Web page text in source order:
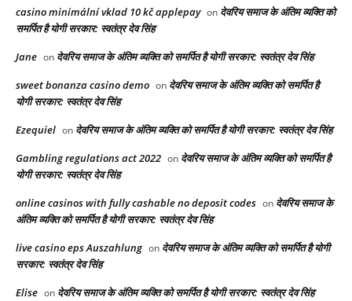
casino minimální vklad 10 kč applepay on देवरिय समाज के अंतिम व्यक्ति को
समर्पित है योगी सरकार: स्वतंत्र देव सिंह
Jane on देवरिय समाज के अंतिम व्यक्ति को समर्पित है योगी सरकार: स्वतंत्र देव सिंह
sweet bonanza casino demo on देवरिय समाज के अंतिम व्यक्ति को समर्पित है
योगी सरकार: स्वतंत्र देव सिंह
Ezequiel on देवरिय समाज के अंतिम व्यक्ति को समर्पित है योगी सरकार: स्वतंत्र देव सिंह
Gambling regulations act 2022 on देवरिय समाज के अंतिम व्यक्ति को समर्पित है
योगी सरकार: स्वतंत्र देव सिंह
online casinos with fully cashable no deposit codes on देवरिय समाज के
अंतिम व्यक्ति को समर्पित है योगी सरकार: स्वतंत्र देव सिंह
live casino eps Auszahlung on देवरिय समाज के अंतिम व्यक्ति को समर्पित है योगी
सरकार: स्वतंत्र देव सिंह
Elise on देवरिय समाज के अंतिम व्यक्ति को समर्पित है योगी सरकार: स्वतंत्र देव सिंह